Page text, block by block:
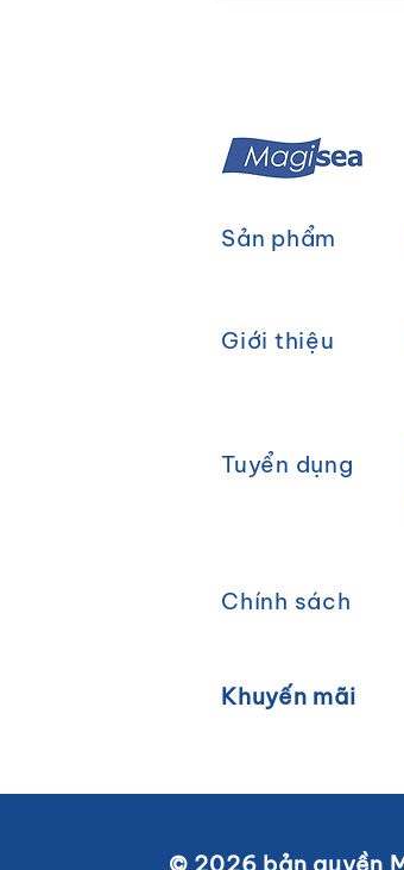
MÔN SUMI
Sản phẩm
Giới thiệu
Tuyển dụng
Chính sách
Khuyến mãi